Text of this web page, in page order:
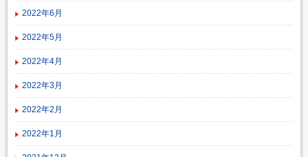
2022年6月
2022年5月
2022年4月
2022年3月
2022年2月
2022年1月